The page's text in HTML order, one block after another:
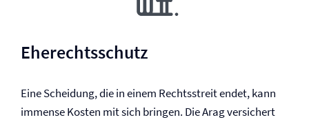
Ehe­rechtsschutz
Eine Scheidung, die in einem Rechtsstreit endet, kann
immense Kosten mit sich bringen. Die Arag versichert